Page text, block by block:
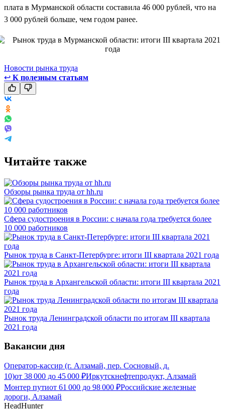
плата в Мурманской области составила 46 000 рублей, что на
3 000 рублей больше, чем годом ранее.
Новости рынка труда
↩ К полезным статьям
Читайте также
Обзоры рынка труда от hh.ru
Сфера судостроения в России: с начала года требуется более
10 000 работников
Рынок труда в Санкт-Петербурге: итоги III квартала 2021 года
Рынок труда в Архангельской области: итоги III квартала 2021
года
Рынок труда Ленинградской области по итогам III квартала
2021 года
Вакансии дня
Оператор-кассир (г. Алзамай, пер. Сосновый, д.
10)от 38 000 до 45 000 ₽Иркутскнефтепродукт, Алзамай
Монтер путиот 61 000 до 98 000 ₽Российские железные
дороги, Алзамай
HeadHunter